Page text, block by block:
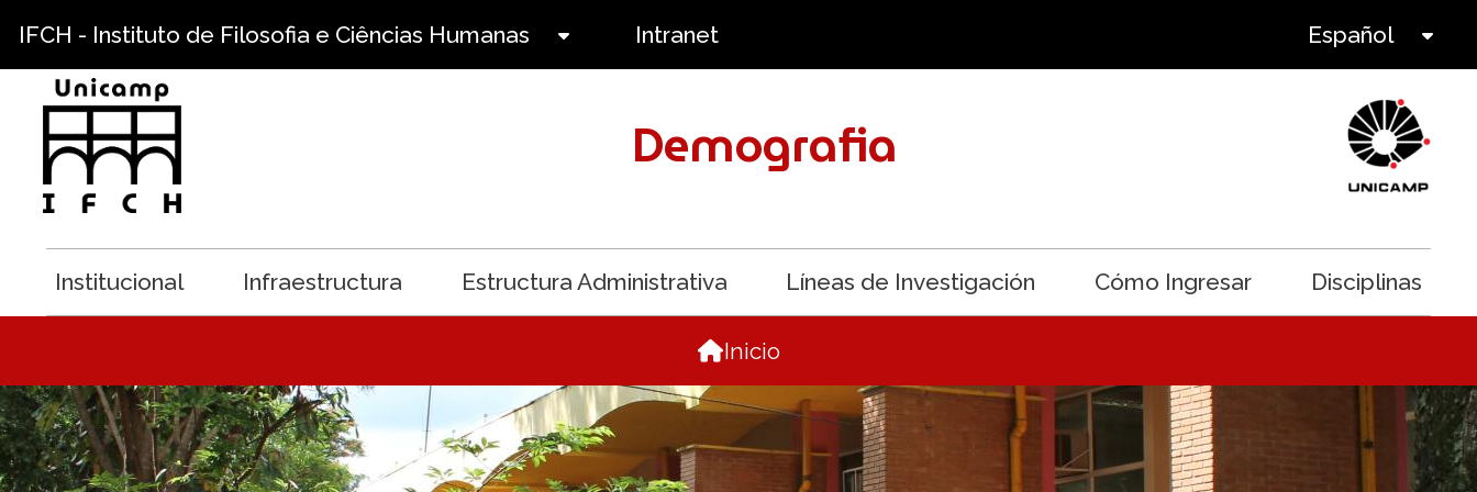
IFCH - Instituto de Filosofia e Ciências Humanas Intranet Select
Español
Demografia
Institucional Infraestructura Estructura Administrativa Líneas de Investigación Cómo Ingresar Disciplinas
Inicio